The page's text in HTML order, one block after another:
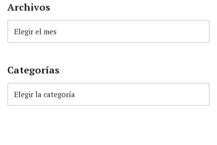
Archivos
Categorías